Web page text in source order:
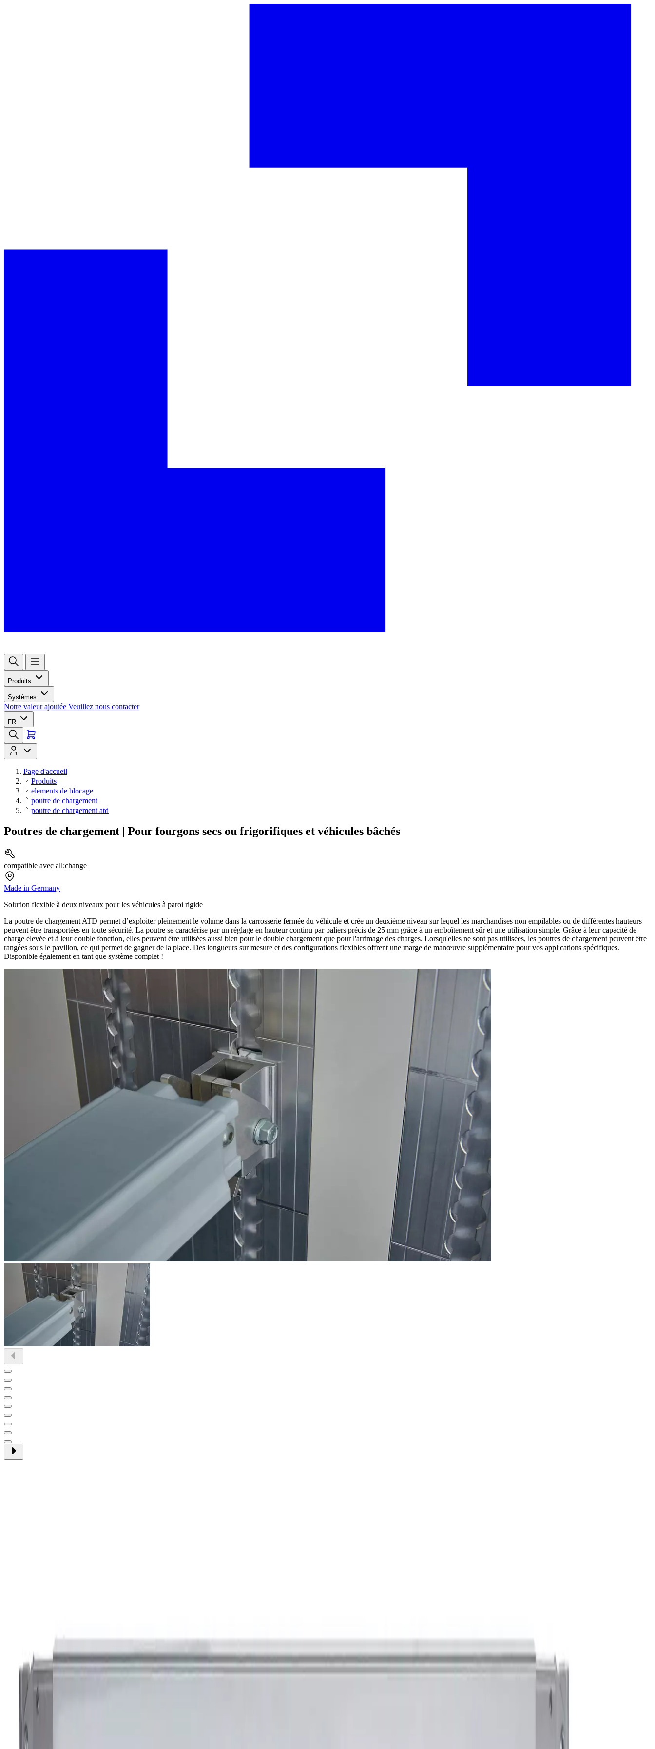
Produits
Systèmes
Notre valeur ajoutée Veuillez nous contacter
FR
Page d'accueil
Produits
elements de blocage
poutre de chargement
poutre de chargement atd
Poutres de chargement | Pour fourgons secs ou frigorifiques et véhicules bâchés
compatible avec all:change
Made in Germany
Solution flexible à deux niveaux pour les véhicules à paroi rigide
La poutre de chargement ATD permet d’exploiter pleinement le volume dans la carrosserie fermée du véhicule et crée un deuxième niveau sur lequel les marchandises non empilables ou de différentes hauteurs
peuvent être transportées en toute sécurité. La poutre se caractérise par un réglage en hauteur continu par paliers précis de 25 mm grâce à un emboîtement sûr et une utilisation simple. Grâce à leur capacité de
charge élevée et à leur double fonction, elles peuvent être utilisées aussi bien pour le double chargement que pour l'arrimage des charges. Lorsqu'elles ne sont pas utilisées, les poutres de chargement peuvent être
rangées sous le pavillon, ce qui permet de gagner de la place. Des longueurs sur mesure et des configurations flexibles offrent une marge de manœuvre supplémentaire pour vos applications spécifiques.
Disponible également en tant que système complet !